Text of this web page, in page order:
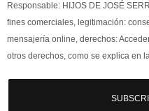
Responsable: HIJOS DE JOSÉ
fines comerciales, legitimación:
mensajería online, derechos:
otros derechos, como se explica en